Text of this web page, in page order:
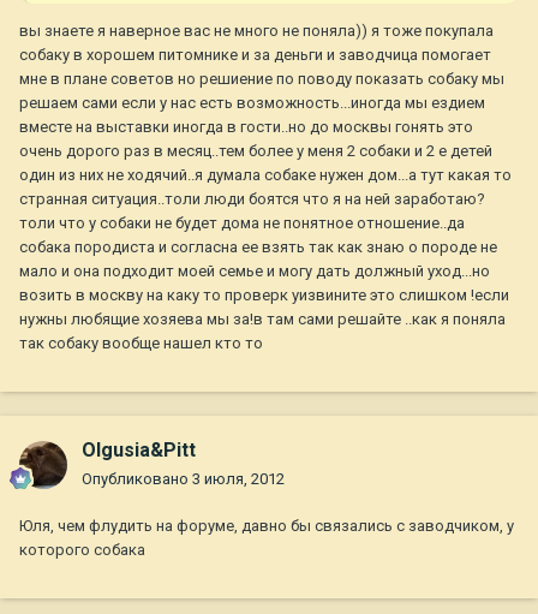
вы знаете я наверное вас не много не поняла)) я тоже покупала
собаку в хорошем питомнике и за деньги и заводчица помогает
мне в плане советов но решиение по поводу показать собаку мы
решаем сами если у нас есть возможность...иногда мы ездием
вместе на выставки иногда в гости..но до москвы гонять это
очень дорого раз в месяц..тем более у меня 2 собаки и 2 е детей
один из них не ходячий..я думала собаке нужен дом...а тут какая то
странная ситуация..толи люди боятся что я на ней заработаю?
толи что у собаки не будет дома не понятное отношение..да
собака породиста и согласна ее взять так как знаю о породе не
мало и она подходит моей семье и могу дать должный уход...но
возить в москву на каку то проверк уизвините это слишком !если
нужны любящие хозяева мы за!в там сами решайте ..как я поняла
так собаку вообще нашел кто то
Olgusia&Pitt
Опубликовано 3 июля, 2012
Юля, чем флудить на форуме, давно бы связались с заводчиком, у
которого собака